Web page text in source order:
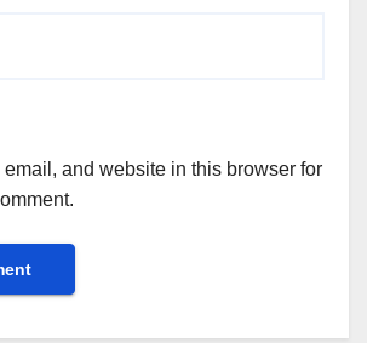
email, and website in this browser for